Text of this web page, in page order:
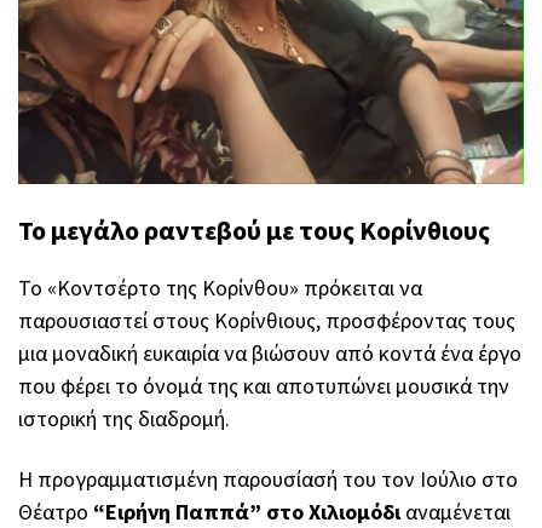
Το μεγάλο ραντεβού με τους Κορίνθιους
Το «Κοντσέρτο της Κορίνθου» πρόκειται να
παρουσιαστεί στους Κορίνθιους, προσφέροντας τους
μια μοναδική ευκαιρία να βιώσουν από κοντά ένα έργο
που φέρει το όνομά της και αποτυπώνει μουσικά την
ιστορική της διαδρομή.
Η προγραμματισμένη παρουσίασή του τον Ιούλιο στο
Θέατρο “Ειρήνη Παππά” στο Χιλιομόδι αναμένεται